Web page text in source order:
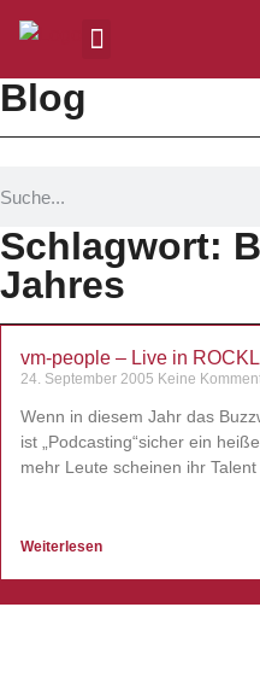
Blog
Schlagwort:
Jahres
vm-people – Live in
24. September 2005 Keine
Wenn in diesem Jahr das
ist „Podcasting“sicher ein
mehr Leute scheinen ihr
Weiterlesen